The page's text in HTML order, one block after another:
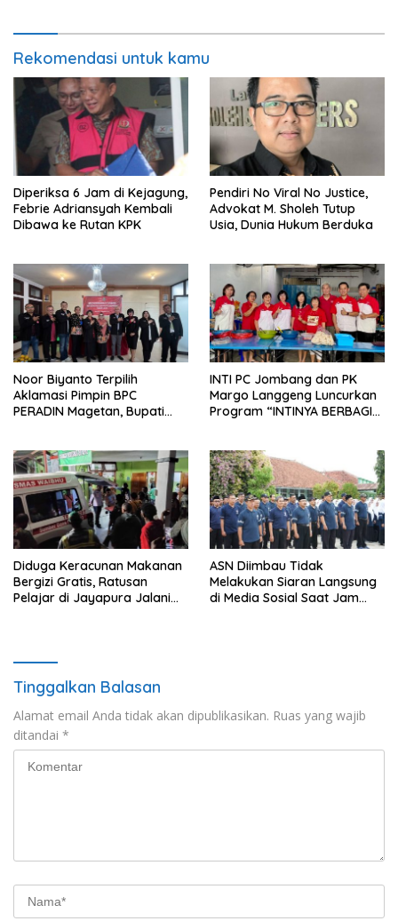
Rekomendasi untuk kamu
Diperiksa 6 Jam di Kejagung,
Febrie Adriansyah Kembali
Dibawa ke Rutan KPK
Pendiri No Viral No Justice,
Advokat M. Sholeh Tutup
Usia, Dunia Hukum Berduka
Noor Biyanto Terpilih
Aklamasi Pimpin BPC
PERADIN Magetan, Bupati
INTI PC Jombang dan PK
Margo Langgeng Luncurkan
Program “INTINYA BERBAGI”,
Diduga Keracunan Makanan
Bergizi Gratis, Ratusan
Pelajar di Jayapura Jalani
ASN Diimbau Tidak
Melakukan Siaran Langsung
di Media Sosial Saat Jam
Tinggalkan Balasan
Alamat email Anda tidak akan dipublikasikan. Ruas yang wajib
ditandai *